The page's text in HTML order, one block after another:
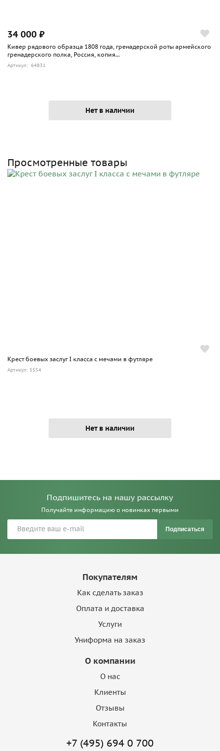
34 000 ₽
Кивер рядового образца 1808 года, гренадерской роты армейского
гренадерского полка, Россия, копия...
Артикул: 64831
Нет в наличии
Просмотренные товары
Крест боевых заслуг I класса с мечами в футляре
Артикул: 5554
Нет в наличии
Подпишитесь на нашу рассылку
Получайте информацию о новинках первыми
Подписаться
Покупателям
Как сделать заказ
Оплата и доставка
Услуги
Униформа на заказ
О компании
О нас
Клиенты
Отзывы
Контакты
+7 (495) 694 0 700